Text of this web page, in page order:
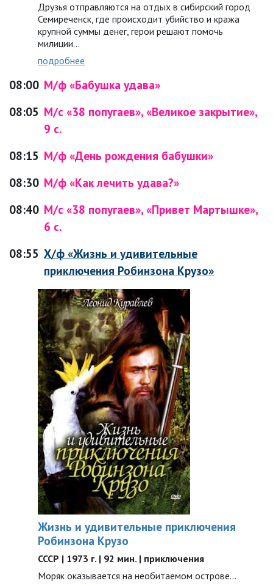
Друзья отправляются на отдых в сибирский город
Семиреченск, где происходит убийство и кража
крупной суммы денег, герои решают помочь
милиции…
подробнее
08:00 М/ф «Бабушка удава»
08:05 М/с «38 попугаев», «Великое закрытие»,
9 с.
08:15 М/ф «День рождения бабушки»
08:30 М/ф «Как лечить удава?»
08:40 М/с «38 попугаев», «Привет Мартышке»,
6 с.
08:55 Х/ф «Жизнь и удивительные
приключения Робинзона Крузо»
Жизнь и удивительные приключения
Робинзона Крузо
СССР | 1973 г. | 92 мин. | приключения
Моряк оказывается на необитаемом острове…